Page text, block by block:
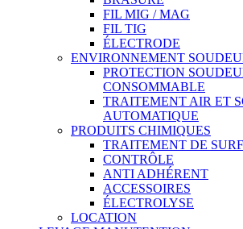
FIL MIG / MAG
FIL TIG
ÉLECTRODE
ENVIRONNEMENT
PROTECTION
CONSOMMABLE
TRAITEMENT AIR ET
AUTOMATIQUE
PRODUITS CHIMIQUES
TRAITEMENT DE
CONTRÔLE
ANTI ADHÉRENT
ACCESSOIRES
ÉLECTROLYSE
LOCATION